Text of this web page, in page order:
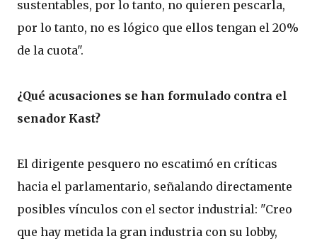
sustentables, por lo tanto, no quieren pescarla,
por lo tanto, no es lógico que ellos tengan el 20%
de la cuota".
¿Qué acusaciones se han formulado contra el
senador Kast?
El dirigente pesquero no escatimó en críticas
hacia el parlamentario, señalando directamente
posibles vínculos con el sector industrial: "Creo
que hay metida la gran industria con su lobby,